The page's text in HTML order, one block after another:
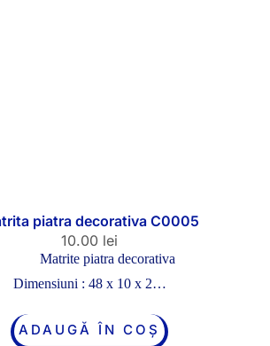
piatra decorativa C0005
10.00 lei
Matrite piatra decorativa
Dimensiuni : 48 x 10 x 2…
ADAUGĂ ÎN COȘ